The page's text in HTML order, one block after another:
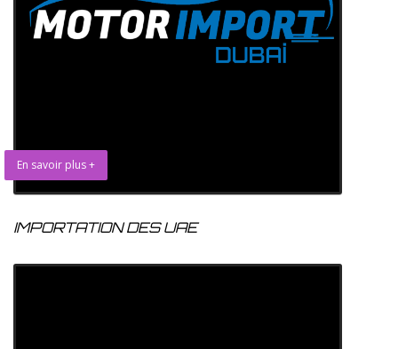
En savoir plus +
IMPORTATION DES UAE